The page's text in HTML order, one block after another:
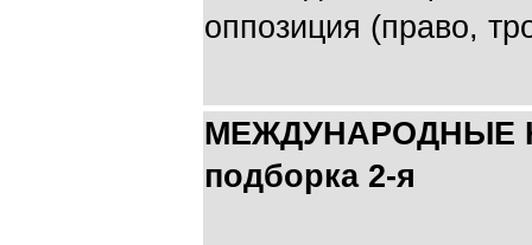
оппозиция (право,
МЕЖДУНАРОДНЫЕ
подборка 2-я